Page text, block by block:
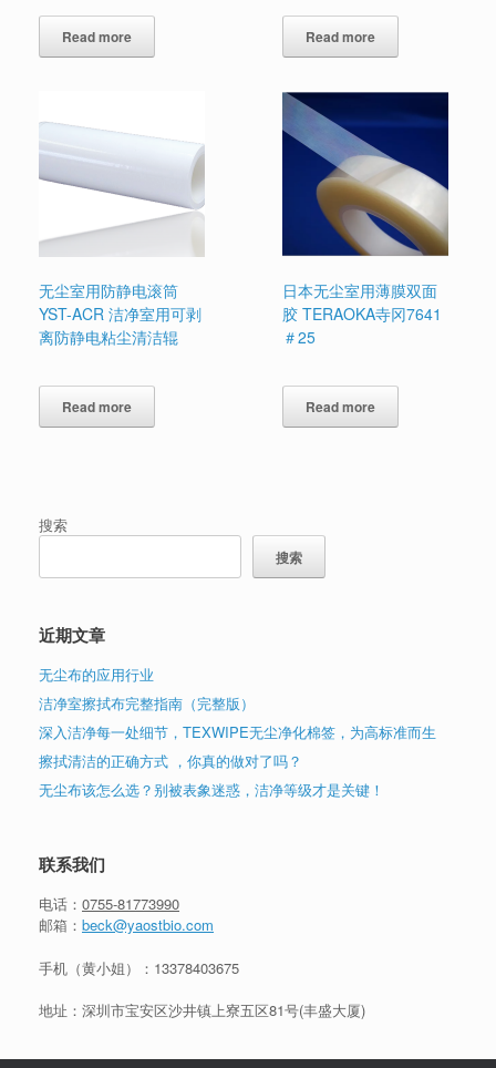
Read more Read more
无尘室用防静电滚筒
YST-ACR 洁净室用可剥
离防静电粘尘清洁辊
Read more
日本无尘室用薄膜双面
胶 TERAOKA寺冈7641
＃25
Read more
搜索
搜索
近期文章
无尘布的应用行业
洁净室擦拭布完整指南（完整版）
深入洁净每一处细节，TEXWIPE无尘净化棉签，为高标准而生
擦拭清洁的正确方式 ，你真的做对了吗？
无尘布该怎么选？别被表象迷惑，洁净等级才是关键！
联系我们
电话： 0755-81773990
邮箱： beck@yaostbio.com
手机（黄小姐）： 13378403675
地址：深圳市宝安区沙井镇上寮五区81号(丰盛大厦)